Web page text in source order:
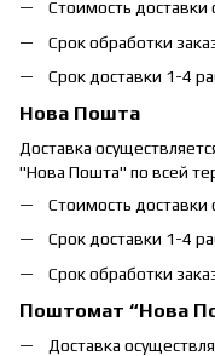
Стоимость доставки
Срок обработки
Срок доставки 1-4
Нова Пошта
Доставка
"Нова Пошта" по всей
Стоимость доставки
Срок доставки 1-4
Срок обработки
Поштомат “Нова
Доставка